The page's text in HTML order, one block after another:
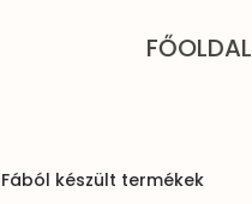
FŐOLDAL
Fából készült termékek